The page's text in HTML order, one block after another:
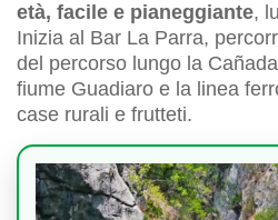
età, facile e pianeggiante,
Inizia al Bar La Parra,
del percorso lungo la
fiume Guadiaro e la linea
case rurali e frutteti.